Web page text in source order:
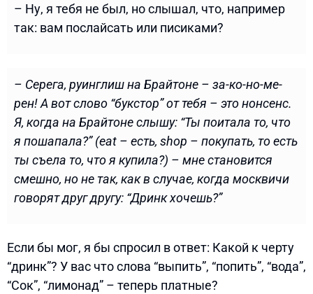
– Ну, я тебя не был, но слышал, что, например
так: вам послайсать или писиками?
– Серега, руинглиш на Брайтоне – за-ко-но-ме-
рен! А вот слово “букстор” от тебя – это нонсенс.
Я, когда на Брайтоне слышу: “Ты поитала то, что
я пошапала?” (eat – есть, shop – покупать, то есть
ты съела то, что я купила?) – мне становится
смешно, но не так, как в случае, когда москвичи
говорят друг другу: “Дринк хочешь?”
Если бы мог, я бы спросил в ответ: Какой к черту
“дринк”? У вас что слова “выпить”, “попить”, “вода”,
“Сок”, “лимонад” – теперь платные?